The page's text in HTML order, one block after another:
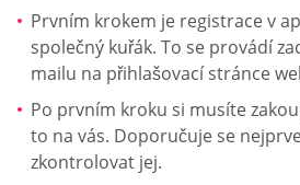
Prvním krokem je registrace v
společný kuřák. To se provádí
mailu na přihlašovací stránce
Po prvním kroku si musíte
to na vás. Doporučuje se
zkontrolovat jej.